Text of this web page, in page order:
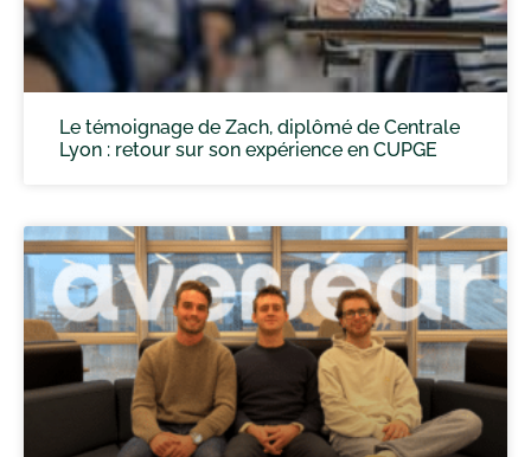
Le témoignage de Zach, diplômé de Centrale
Lyon : retour sur son expérience en CUPGE